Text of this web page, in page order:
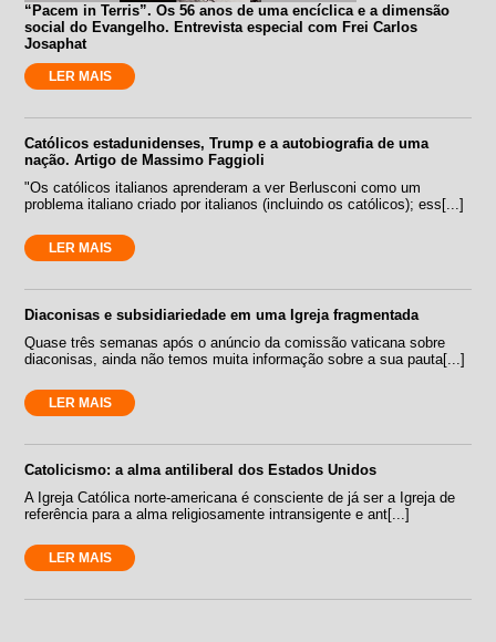
“Pacem in Terris”. Os 56 anos de uma encíclica e a dimensão
social do Evangelho. Entrevista especial com Frei Carlos
Josaphat
LER MAIS
Católicos estadunidenses, Trump e a autobiografia de uma
nação. Artigo de Massimo Faggioli
"Os católicos italianos aprenderam a ver Berlusconi como um
problema italiano criado por italianos (incluindo os católicos); ess[...]
LER MAIS
Diaconisas e subsidiariedade em uma Igreja fragmentada
Quase três semanas após o anúncio da comissão vaticana sobre
diaconisas, ainda não temos muita informação sobre a sua pauta[...]
LER MAIS
Catolicismo: a alma antiliberal dos Estados Unidos
A Igreja Católica norte-americana é consciente de já ser a Igreja de
referência para a alma religiosamente intransigente e ant[...]
LER MAIS